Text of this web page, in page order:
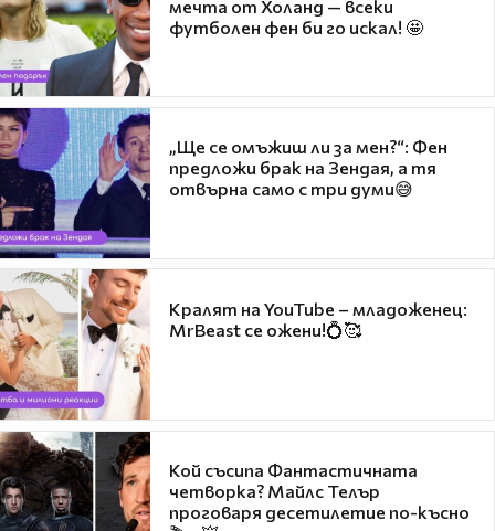
мечта от Холанд — всеки
футболен фен би го искал! 🤩
„Ще се омъжиш ли за мен?“: Фен
предложи брак на Зендая, а тя
отвърна само с три думи😅
Кралят на YouTube – младоженец:
MrBeast се ожени!💍🥰
Кой съсипа Фантастичната
четворка? Майлс Телър
проговаря десетилетие по-късно